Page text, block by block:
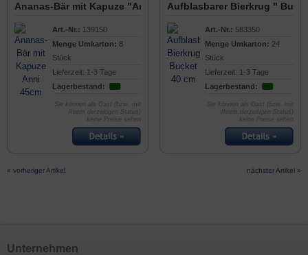
Ananas-Bär mit Kapuze "Anni" 45cm
Art.-Nr.: 139150
Menge Umkarton: 8
Stück
Lieferzeit: 1-3 Tage
Lagerbestand:
Sie können als Gast (bzw. mit
Ihrem derzeitigen Status)
keine Preise sehen
Aufblasbarer Bierkrug "
Art.-Nr.: 583350
Menge Umkarton: 24
Stück
Lieferzeit: 1-3 Tage
Lagerbestand:
Sie können als Gast (bzw. mit
Ihrem derzeitigen Status)
keine Preise sehen
« vorheriger Artikel nächster Artikel »
Unternehmen